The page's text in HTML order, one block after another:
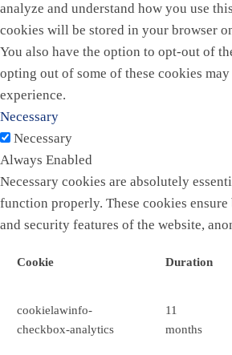
analyze and understand how you use
cookies will be stored in your browser
You also have the option to opt-out of
opting out of some of these cookies
experience.
Necessary
Necessary
Always Enabled
Necessary cookies are absolutely
function properly. These cookies
and security features of the website,
Cookie Duration
cookielawinfo-
checkbox-analytics
11
months